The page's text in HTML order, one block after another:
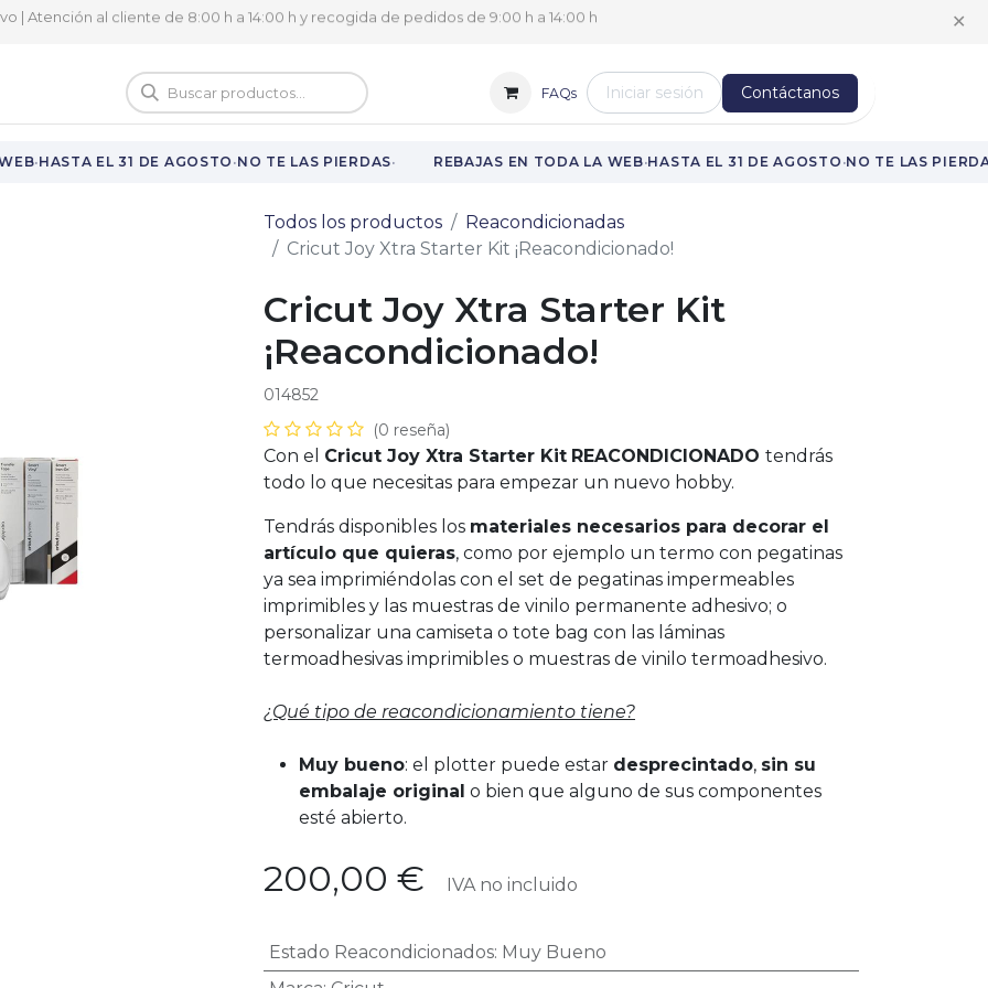
| Atención al cliente de 8:00 h a 14:00 h y recogida de pedidos de 9:00 h a 14:00 h ✕
Vuelta al cole FAQs Iniciar sesión Contáctanos
·HASTA EL 31 DE AGOSTO·NO TE LAS PIERDAS· REBAJAS EN TODA LA WEB·HASTA EL 31 DE AGOSTO ·NO TE LAS PIERDAS
Todos los productos
Reacondicionadas
Cricut Joy Xtra Starter Kit ¡Reacondicionado!
Cricut Joy Xtra Starter Kit
¡Reacondicionado!
014852
(0 reseña)
Con el Cricut Joy Xtra Starter Kit REACONDICIONADO tendrás
todo lo que necesitas para empezar un nuevo hobby.
Tendrás disponibles los materiales necesarios para decorar el
artículo que quieras, como por ejemplo un termo con pegatinas
ya sea imprimiéndolas con el set de pegatinas impermeables
imprimibles y las muestras de vinilo permanente adhesivo; o
personalizar una camiseta o tote bag con las láminas
termoadhesivas imprimibles o muestras de vinilo termoadhesivo.
¿Qué tipo de reacondicionamiento tiene?
Muy bueno: el plotter puede estar desprecintado, sin su
embalaje original o bien que alguno de sus componentes
esté abierto.
200,00 € IVA no incluido
Estado Reacondicionados: Muy Bueno